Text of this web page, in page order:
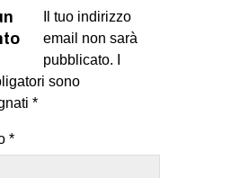
Il tuo indirizzo
email non sarà
pubblicato.
sono
*
*